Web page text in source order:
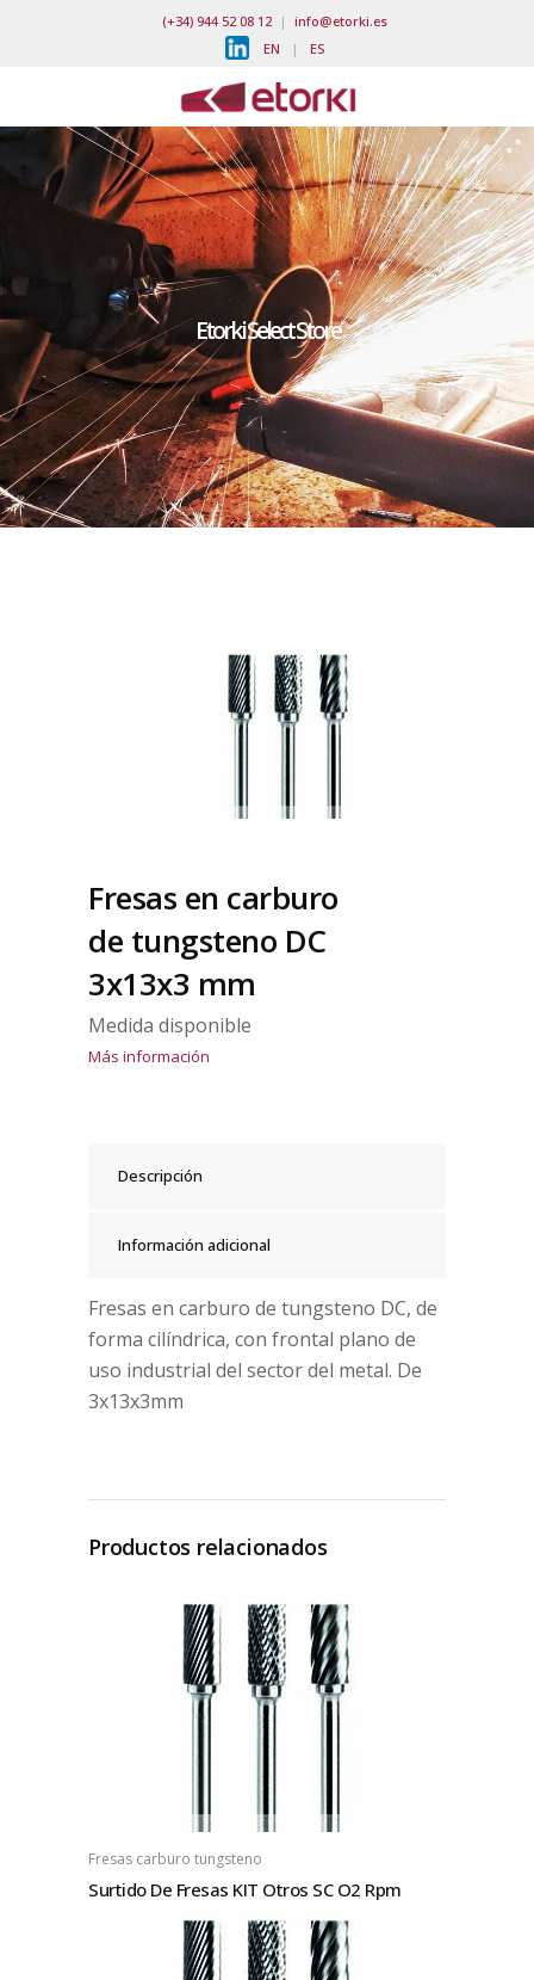
(+34) 944 52 08 12| info@etorki.es
EN | ES
Etorki Select Store
Fresas en carburo
de tungsteno DC
3x13x3 mm
Medida disponible
Más información
Descripción
Información adicional
Fresas en carburo de tungsteno DC, de
forma cilíndrica, con frontal plano de
uso industrial del sector del metal. De
3x13x3mm
Productos relacionados
Fresas carburo tungsteno
Surtido De Fresas KIT Otros SC O2 Rpm